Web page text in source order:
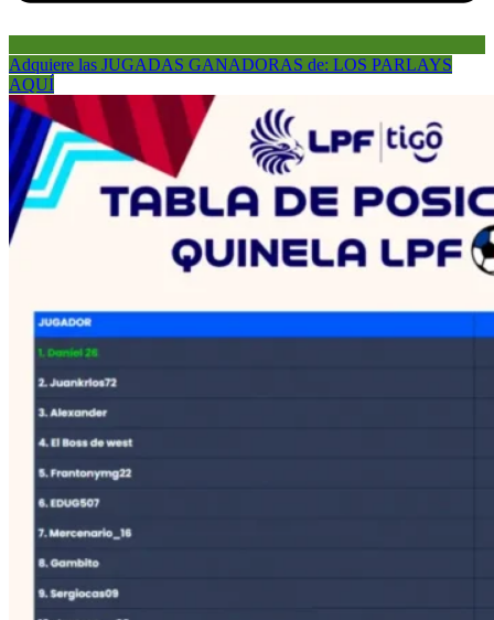
Adquiere las JUGADAS GANADORAS de: LOS PARLAYS
AQUÍ